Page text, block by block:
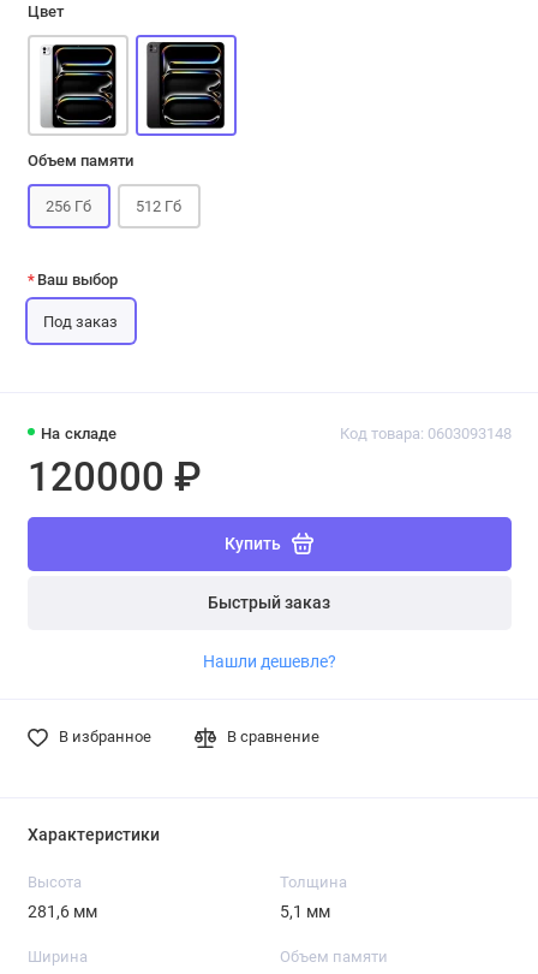
На складе Код товара: 0603093148
120000 ₽
Купить
Быстрый заказ
Нашли дешевле?
В избранное В сравнение
Цвет
Объем памяти
256 Гб 512 Гб
Ваш выбор
Под заказ
Характеристики
Высота
281,6 мм
Толщина
5,1 мм
Ширина Объем памяти